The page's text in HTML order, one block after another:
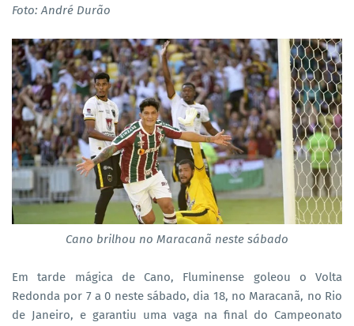
Foto: André Durão
Cano brilhou no Maracanã neste sábado
Em tarde mágica de Cano, Fluminense goleou o Volta
Redonda por 7 a 0 neste sábado, dia 18, no Maracanã, no Rio
de Janeiro, e garantiu uma vaga na final do Campeonato